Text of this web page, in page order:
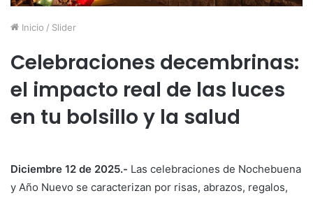
Inicio / Slider
Celebraciones decembrinas:
el impacto real de las luces
en tu bolsillo y la salud
Diciembre 12 de 2025.- Las celebraciones de Nochebuena
y Año Nuevo se caracterizan por risas, abrazos, regalos,